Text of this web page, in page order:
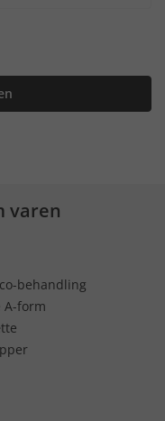
varen
behandling
form